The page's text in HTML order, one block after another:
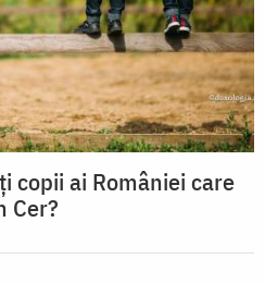
copii ai României care
Cer?